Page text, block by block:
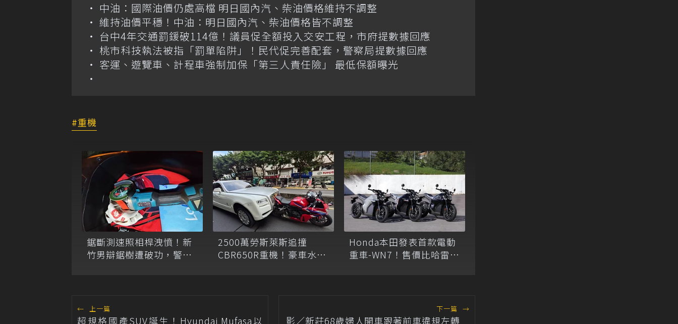
中油：國際油價仍處高檔 明日國內汽、柴油價格維持不調整
維持油價平穩！中油：明日國內汽、柴油價格皆不調整
台中4年交通罰鍰破114億！議員促全額投入交安工程，市府提數據回應
桃市科技執法被指「罰單陷阱」！民代促完善配套，警察局提數據回應
客運、遊覽車、計程車強制加保「第三人責任險」 最低保額曝光
重機
鋸斷測速照相桿洩憤！新
竹男辯鋸樹遭破功，警方
2500萬勞斯萊斯追撞
CBR650R重機！豪車水箱
Honda本田發表首款電動
重車-WN7！售價比哈雷便
← 上一篇
超規格國產SUV誕生！Hyundai Mufasa以
下一篇 →
影／新莊68歲婦人開車跟著前車違規左轉